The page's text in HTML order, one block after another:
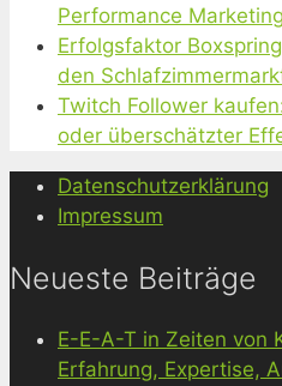
Performance
Erfolgsfaktor
den
Twitch Follower
oder überschätzter
Datenschutzerklärung
Impressum
Neueste Beiträge
E-E-A-T in Zeiten von
Erfahrung, Expertise,